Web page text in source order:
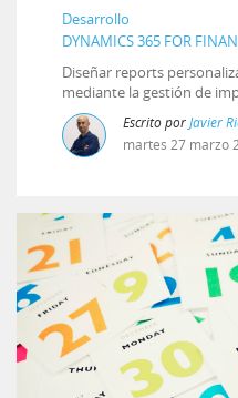
Desarrollo
DYNAMICS 365 FOR
Diseñar reports
mediante la gestión de
Escrito porJavier
martes 27 marzo